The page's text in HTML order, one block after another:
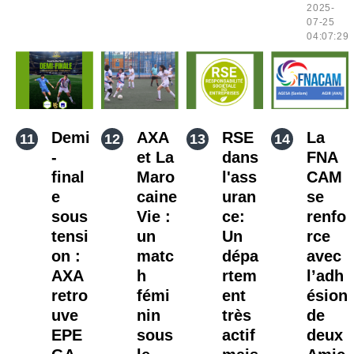
2025-
07-25
04:07:29
Demi
-
final
e
sous
tensi
on :
AXA
retro
uve
EPE
AXA
et La
Maro
caine
Vie :
un
matc
h
fémi
nin
sous
RSE
dans
l'ass
uran
ce:
Un
dépa
rtem
ent
très
actif
La
FNA
CAM
se
renfo
rce
avec
l’adh
ésion
de
deux